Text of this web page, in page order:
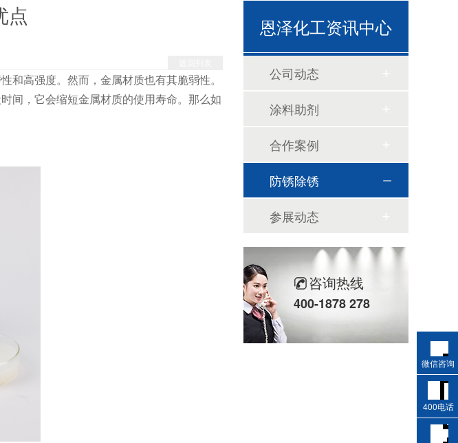
点
高强度。然而，金属材质也有其脆弱性。
间，它会缩短金属材质的使用寿命。那么如
恩泽化工资讯中心
公司动态
涂料助剂
合作案例
防锈除锈
参展动态
咨询热线
400-1878 278
微信咨询
400电话